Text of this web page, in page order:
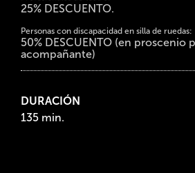
25% DESCUENTO.
Personas con discapacidad en silla de ruedas:
50% DESCUENTO (en proscenio
acompañante)
DURACIÓN
135 min.